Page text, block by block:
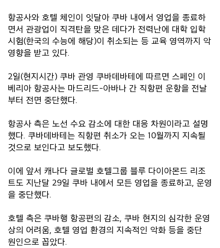
항공사와 호텔 체인이 잇달아 쿠바 내에서 영업을 종료하
면서 관광업이 직격탄을 맞은 데다가 전력난에 대학 입학
시험(한국의 수능에 해당)이 취소되는 등 교육 영역까지 악
영향을 받고 있다.
2일(현지시간) 쿠바 관영 쿠바데바테에 따르면 스페인 이
베리아 항공사는 마드리드-아바나 간 직항편 운항을 전날
부터 전면 중단했다.
항공사 측은 노선 수요 감소에 대한 대응 차원이라고 설명
했다. 쿠바데바테는 직항편 취소가 오는 10월까지 지속될
것으로 보인다고 보도했다.
이에 앞서 캐나다 글로벌 호텔그룹 블루 다이아몬드 리조
트도 지난달 29일 쿠바 내에서 모든 영업을 종료하고, 운영
을 중단했다.
호텔 측은 쿠바행 항공편의 감소, 쿠바 현지의 심각한 운영
상의 어려움, 호텔 영업 환경의 지속적인 악화 등을 중단
원인으로 꼽았다.